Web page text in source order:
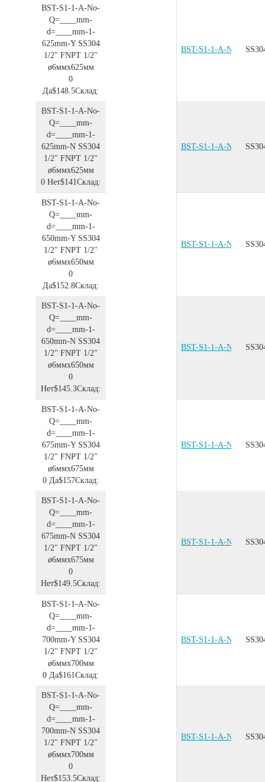
BST-S1-1-A-No-
Q=____mm-
d=____mm-1-
625mm-YSS304
1/2" FNPT 1/2"
ø6ммx625мм
0
Да$148.5Склад:
BST-S1-1-A-No-
BST-S1-1-A-No-
Q=____mm-
d=____mm-1-
625mm-N SS304
1/2" FNPT 1/2"
ø6ммx625мм
0 Нет$141Склад:
BST-S1-1-A-No-
BST-S1-1-A-No-
Q=____mm-
d=____mm-1-
650mm-YSS304
1/2" FNPT 1/2"
ø6ммx650мм
0
Да$152.8Склад:
BST-S1-1-A-No-
BST-S1-1-A-No-
Q=____mm-
d=____mm-1-
650mm-N SS304
1/2" FNPT 1/2"
ø6ммx650мм
0
Нет$145.3Склад:
BST-S1-1-A-No-
BST-S1-1-A-No-
Q=____mm-
d=____mm-1-
675mm-YSS304
1/2" FNPT 1/2"
ø6ммx675мм
0 Да$157Склад:
BST-S1-1-A-No-
BST-S1-1-A-No-
Q=____mm-
d=____mm-1-
675mm-N SS304
1/2" FNPT 1/2"
ø6ммx675мм
0
Нет$149.5Склад:
BST-S1-1-A-No-
BST-S1-1-A-No-
Q=____mm-
d=____mm-1-
700mm-YSS304
1/2" FNPT 1/2"
ø6ммx700мм
0 Да$161Склад:
BST-S1-1-A-No-
BST-S1-1-A-No-
Q=____mm-
d=____mm-1-
700mm-N SS304
1/2" FNPT 1/2"
ø6ммx700мм
0
Нет$153.5Склад:
BST-S1-1-A-No-